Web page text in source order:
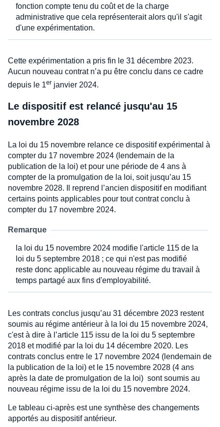
fonction compte tenu du coût et de la charge
administrative que cela représenterait alors qu'il s'agit
d'une expérimentation.
Cette expérimentation a pris fin le 31 décembre 2023.
Aucun nouveau contrat n’a pu être conclu dans ce cadre
depuis le 1er janvier 2024.
Le dispositif est relancé jusqu'au 15
novembre 2028
La loi du 15 novembre relance ce dispositif expérimental à
compter du 17 novembre 2024 (lendemain de la
publication de la loi) et pour une période de 4 ans à
compter de la promulgation de la loi, soit jusqu’au 15
novembre 2028. Il reprend l’ancien dispositif en modifiant
certains points applicables pour tout contrat conclu à
compter du 17 novembre 2024.
Remarque
la loi du 15 novembre 2024 modifie l'article 115 de la
loi du 5 septembre 2018 ; ce qui n'est pas modifié
reste donc applicable au nouveau régime du travail à
temps partagé aux fins d'employabilité.
Les contrats conclus jusqu’au 31 décembre 2023 restent
soumis au régime antérieur à la loi du 15 novembre 2024,
c'est à dire à l’article 115 issu de la loi du 5 septembre
2018 et modifié par la loi du 14 décembre 2020. Les
contrats conclus entre le 17 novembre 2024 (lendemain de
la publication de la loi) et le 15 novembre 2028 (4 ans
après la date de promulgation de la loi) sont soumis au
nouveau régime issu de la loi du 15 novembre 2024.
Le tableau ci-après est une synthèse des changements
apportés au dispositif antérieur.